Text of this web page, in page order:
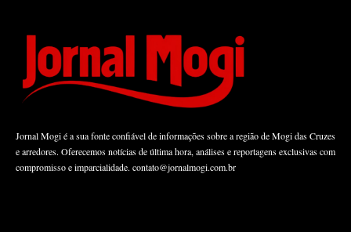
Jornal Mogi é a sua fonte confiável de informações sobre a região de Mogi das Cruzes
e arredores. Oferecemos notícias de última hora, análises e reportagens exclusivas com
compromisso e imparcialidade. contato@jornalmogi.com.br